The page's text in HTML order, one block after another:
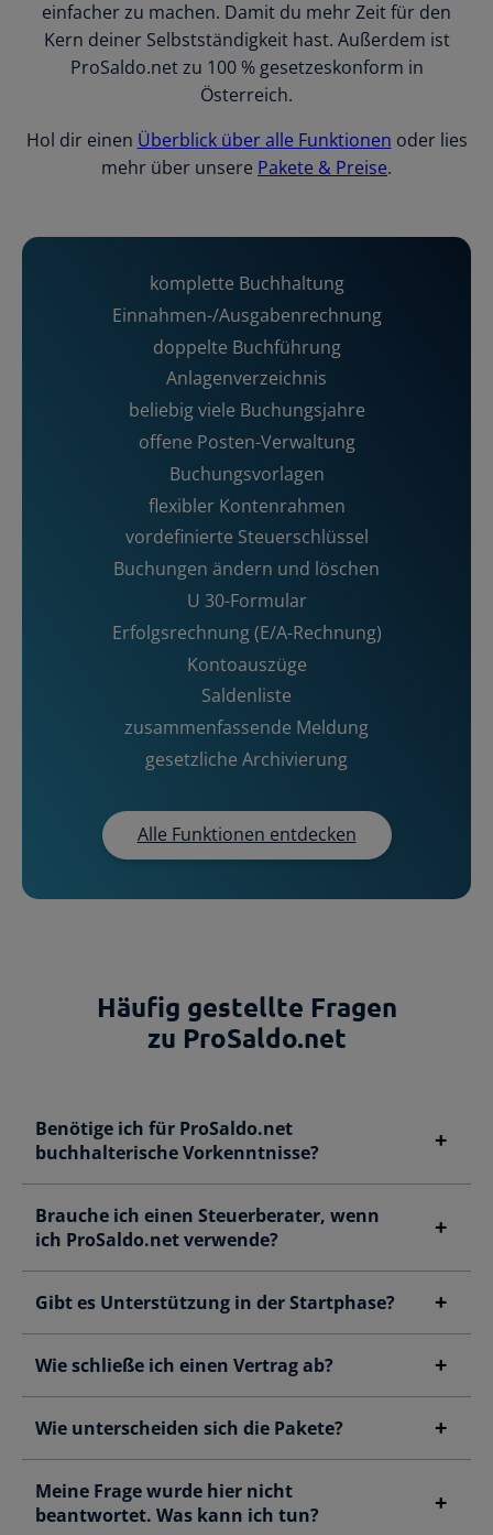
einfacher zu machen. Damit du mehr Zeit für den
Kern deiner Selbstständigkeit hast. Außerdem ist
ProSaldo.net zu 100 % gesetzeskonform in
Österreich.
Hol dir einen Überblick über alle Funktionen oder lies
mehr über unsere Pakete & Preise.
komplette Buchhaltung
Einnahmen-/Ausgabenrechnung
doppelte Buchführung
Anlagenverzeichnis
beliebig viele Buchungsjahre
offene Posten-Verwaltung
Buchungsvorlagen
flexibler Kontenrahmen
vordefinierte Steuerschlüssel
Buchungen ändern und löschen
U 30-Formular
Erfolgsrechnung (E/A-Rechnung)
Kontoauszüge
Saldenliste
zusammenfassende Meldung
gesetzliche Archivierung
Alle Funktionen entdecken
Häufig gestellte Fragen
zu ProSaldo.net
Benötige ich für ProSaldo.net
buchhalterische Vorkenntnisse?
Brauche ich einen Steuerberater, wenn
ich ProSaldo.net verwende?
Gibt es Unterstützung in der Startphase?
Wie schließe ich einen Vertrag ab?
Wie unterscheiden sich die Pakete?
Meine Frage wurde hier nicht
beantwortet. Was kann ich tun?